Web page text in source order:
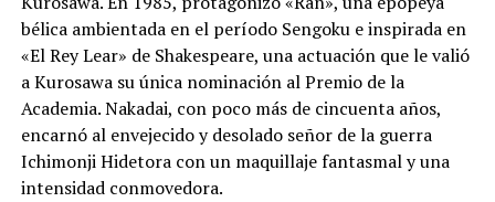
bélica ambientada en el período Sengoku e inspirada en
«El Rey Lear» de Shakespeare, una actuación que le valió
a Kurosawa su única nominación al Premio de la
Academia. Nakadai, con poco más de cincuenta años,
encarnó al envejecido y desolado señor de la guerra
Ichimonji Hidetora con un maquillaje fantasmal y una
intensidad conmovedora.